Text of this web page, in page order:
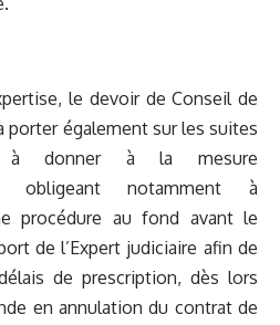
le devoir de Conseil de
porter également sur les suites
à donner à la mesure
obligeant notamment à
procédure au fond avant le
de l’Expert judiciaire afin de
de prescription, dès lors
en annulation du contrat de